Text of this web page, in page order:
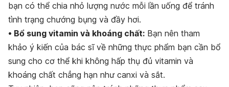
bạn có thể chia nhỏ lượng nước mỗi lần uống để tránh
tình trạng chướng bụng và đầy hơi.
• Bổ sung vitamin và khoáng chất: Bạn nên tham
khảo ý kiến của bác sĩ về những thực phẩm bạn cần bổ
sung cho cơ thể khi không hấp thụ đủ vitamin và
khoáng chất chẳng hạn như canxi và sắt.